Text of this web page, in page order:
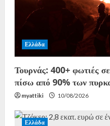
Ελλάδα
Τουρνάς: 400+ φωτιές
πίσω από 90% των
myattiki 10/08/2026
Ελλάδα